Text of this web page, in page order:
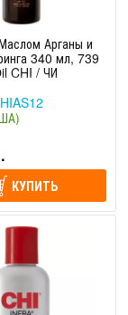
Арганы и
340 мл, 739
CHI / ЧИ
КУПИТЬ